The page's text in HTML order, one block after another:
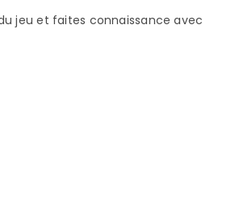
jeu et faites connaissance avec